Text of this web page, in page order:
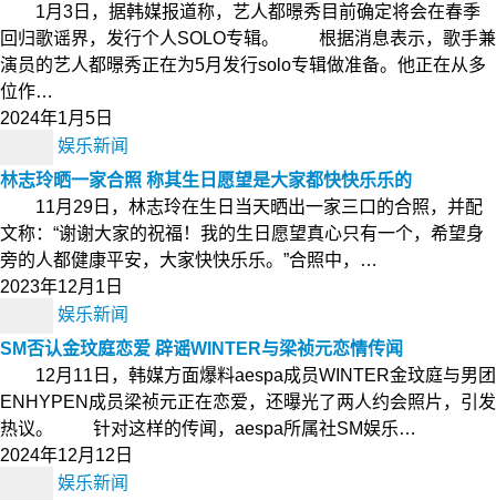
1月3日，据韩媒报道称，艺人都暻秀目前确定将会在春季
回归歌谣界，发行个人SOLO专辑。 根据消息表示，歌手兼
演员的艺人都暻秀正在为5月发行solo专辑做准备。他正在从多
位作…
2024年1月5日
娱乐新闻
林志玲晒一家合照 称其生日愿望是大家都快快乐乐的
11月29日，林志玲在生日当天晒出一家三口的合照，并配
文称：“谢谢大家的祝福！我的生日愿望真心只有一个，希望身
旁的人都健康平安，大家快快乐乐。”合照中，…
2023年12月1日
娱乐新闻
SM否认金玟庭恋爱 辟谣WINTER与梁祯元恋情传闻
12月11日，韩媒方面爆料aespa成员WINTER金玟庭与男团
ENHYPEN成员梁祯元正在恋爱，还曝光了两人约会照片，引发
热议。 针对这样的传闻，aespa所属社SM娱乐…
2024年12月12日
娱乐新闻